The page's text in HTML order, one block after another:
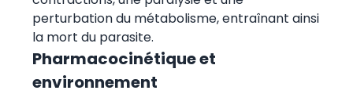
perturbation du métabolisme, entraînant ainsi
la mort du parasite.
Pharmacocinétique et
environnement